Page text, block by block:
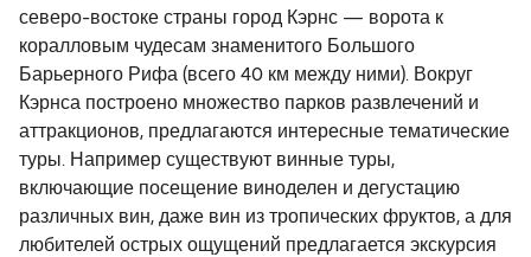
северо-востоке страны город Кэрнс — ворота к
коралловым чудесам знаменитого Большого
Барьерного Рифа (всего 40 км между ними). Вокруг
Кэрнса построено множество парков развлечений и
аттракционов, предлагаются интересные тематические
туры. Например существуют винные туры,
включающие посещение виноделен и дегустацию
различных вин, даже вин из тропических фруктов, а для
любителей острых ощущений предлагается экскурсия